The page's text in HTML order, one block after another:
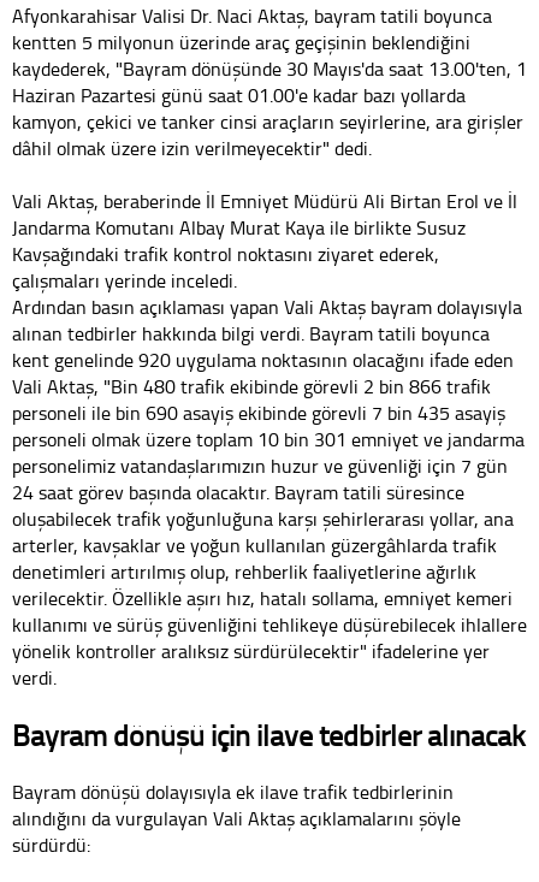
Afyonkarahisar Valisi Dr. Naci Aktaş, bayram tatili boyunca
kentten 5 milyonun üzerinde araç geçişinin beklendiğini
kaydederek, "Bayram dönüşünde 30 Mayıs'da saat 13.00'ten, 1
Haziran Pazartesi günü saat 01.00'e kadar bazı yollarda
kamyon, çekici ve tanker cinsi araçların seyirlerine, ara girişler
dâhil olmak üzere izin verilmeyecektir" dedi.
Vali Aktaş, beraberinde İl Emniyet Müdürü Ali Birtan Erol ve İl
Jandarma Komutanı Albay Murat Kaya ile birlikte Susuz
Kavşağındaki trafik kontrol noktasını ziyaret ederek,
çalışmaları yerinde inceledi.
Ardından basın açıklaması yapan Vali Aktaş bayram dolayısıyla
alınan tedbirler hakkında bilgi verdi. Bayram tatili boyunca
kent genelinde 920 uygulama noktasının olacağını ifade eden
Vali Aktaş, "Bin 480 trafik ekibinde görevli 2 bin 866 trafik
personeli ile bin 690 asayiş ekibinde görevli 7 bin 435 asayiş
personeli olmak üzere toplam 10 bin 301 emniyet ve jandarma
personelimiz vatandaşlarımızın huzur ve güvenliği için 7 gün
24 saat görev başında olacaktır. Bayram tatili süresince
oluşabilecek trafik yoğunluğuna karşı şehirlerarası yollar, ana
arterler, kavşaklar ve yoğun kullanılan güzergâhlarda trafik
denetimleri artırılmış olup, rehberlik faaliyetlerine ağırlık
verilecektir. Özellikle aşırı hız, hatalı sollama, emniyet kemeri
kullanımı ve sürüş güvenliğini tehlikeye düşürebilecek ihlallere
yönelik kontroller aralıksız sürdürülecektir" ifadelerine yer
verdi.
Bayram dönüşü için ilave tedbirler alınacak
Bayram dönüşü dolayısıyla ek ilave trafik tedbirlerinin
alındığını da vurgulayan Vali Aktaş açıklamalarını şöyle
sürdürdü: